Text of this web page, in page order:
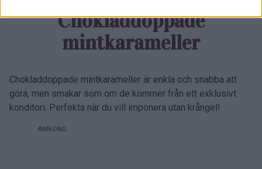
Chokladdoppade
mintkarameller
Chokladdoppade mintkarameller är enkla och snabba att
göra, men smakar som om de kommer från ett exklusivt
konditori. Perfekta när du vill imponera utan krångel!